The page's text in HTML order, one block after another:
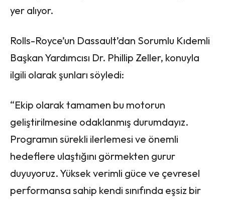
yer alıyor.
Rolls-Royce’un Dassault’dan Sorumlu Kıdemli
Başkan Yardımcısı Dr. Phillip Zeller, konuyla
ilgili olarak şunları söyledi:
“Ekip olarak tamamen bu motorun
geliştirilmesine odaklanmış durumdayız.
Programın sürekli ilerlemesi ve önemli
hedeflere ulaştığını görmekten gurur
duyuyoruz. Yüksek verimli güce ve çevresel
performansa sahip kendi sınıfında eşsiz bir